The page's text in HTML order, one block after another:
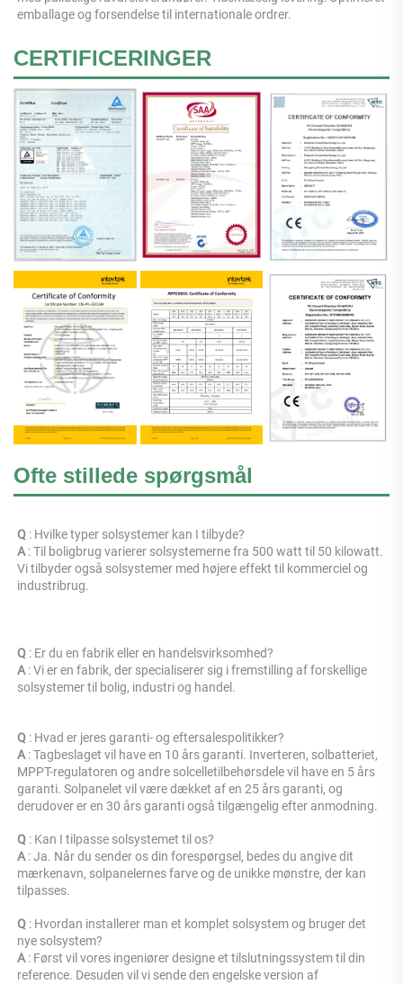
emballage og forsendelse til internationale ordrer.
CERTIFICERINGER
Ofte stillede spørgsmål
Q : Hvilke typer solsystemer kan I tilbyde?
A : Til boligbrug varierer solsystemerne fra 500 watt til 50 kilowatt.
Vi tilbyder også solsystemer med højere effekt til kommerciel og
industribrug.
Q : Er du en fabrik eller en handelsvirksomhed?
A : Vi er en fabrik, der specialiserer sig i fremstilling af forskellige
solsystemer til bolig, industri og handel.
Q : Hvad er jeres garanti- og eftersalespolitikker?
A : Tagbeslaget vil have en 10 års garanti. Inverteren, solbatteriet,
MPPT-regulatoren og andre solcelletilbehørsdele vil have en 5 års
garanti. Solpanelet vil være dækket af en 25 års garanti, og
derudover er en 30 års garanti også tilgængelig efter anmodning.
Q : Kan I tilpasse solsystemet til os?
A : Ja. Når du sender os din forespørgsel, bedes du angive dit
mærkenavn, solpanelernes farve og de unikke mønstre, der kan
tilpasses.
Q : Hvordan installerer man et komplet solsystem og bruger det
nye solsystem?
A : Først vil vores ingeniører designe et tilslutningssystem til din
reference. Desuden vil vi sende den engelske version af